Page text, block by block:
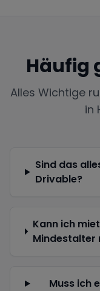
Häufig
Alles Wichtige
in
Sind das
Drivable?
Kann ich
Mindestalter
Muss ich